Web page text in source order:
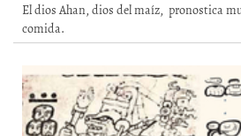
El dios Ahan, dios del maíz, pronostica
comida.